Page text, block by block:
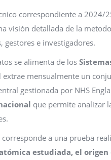
correspondiente a 2024/
visión detallada de la
gestores e investigadores.
se alimenta de los
extrae mensualmente un
gestionada por NHS
que permite analizar
corresponde a una prueba
estudiada, el